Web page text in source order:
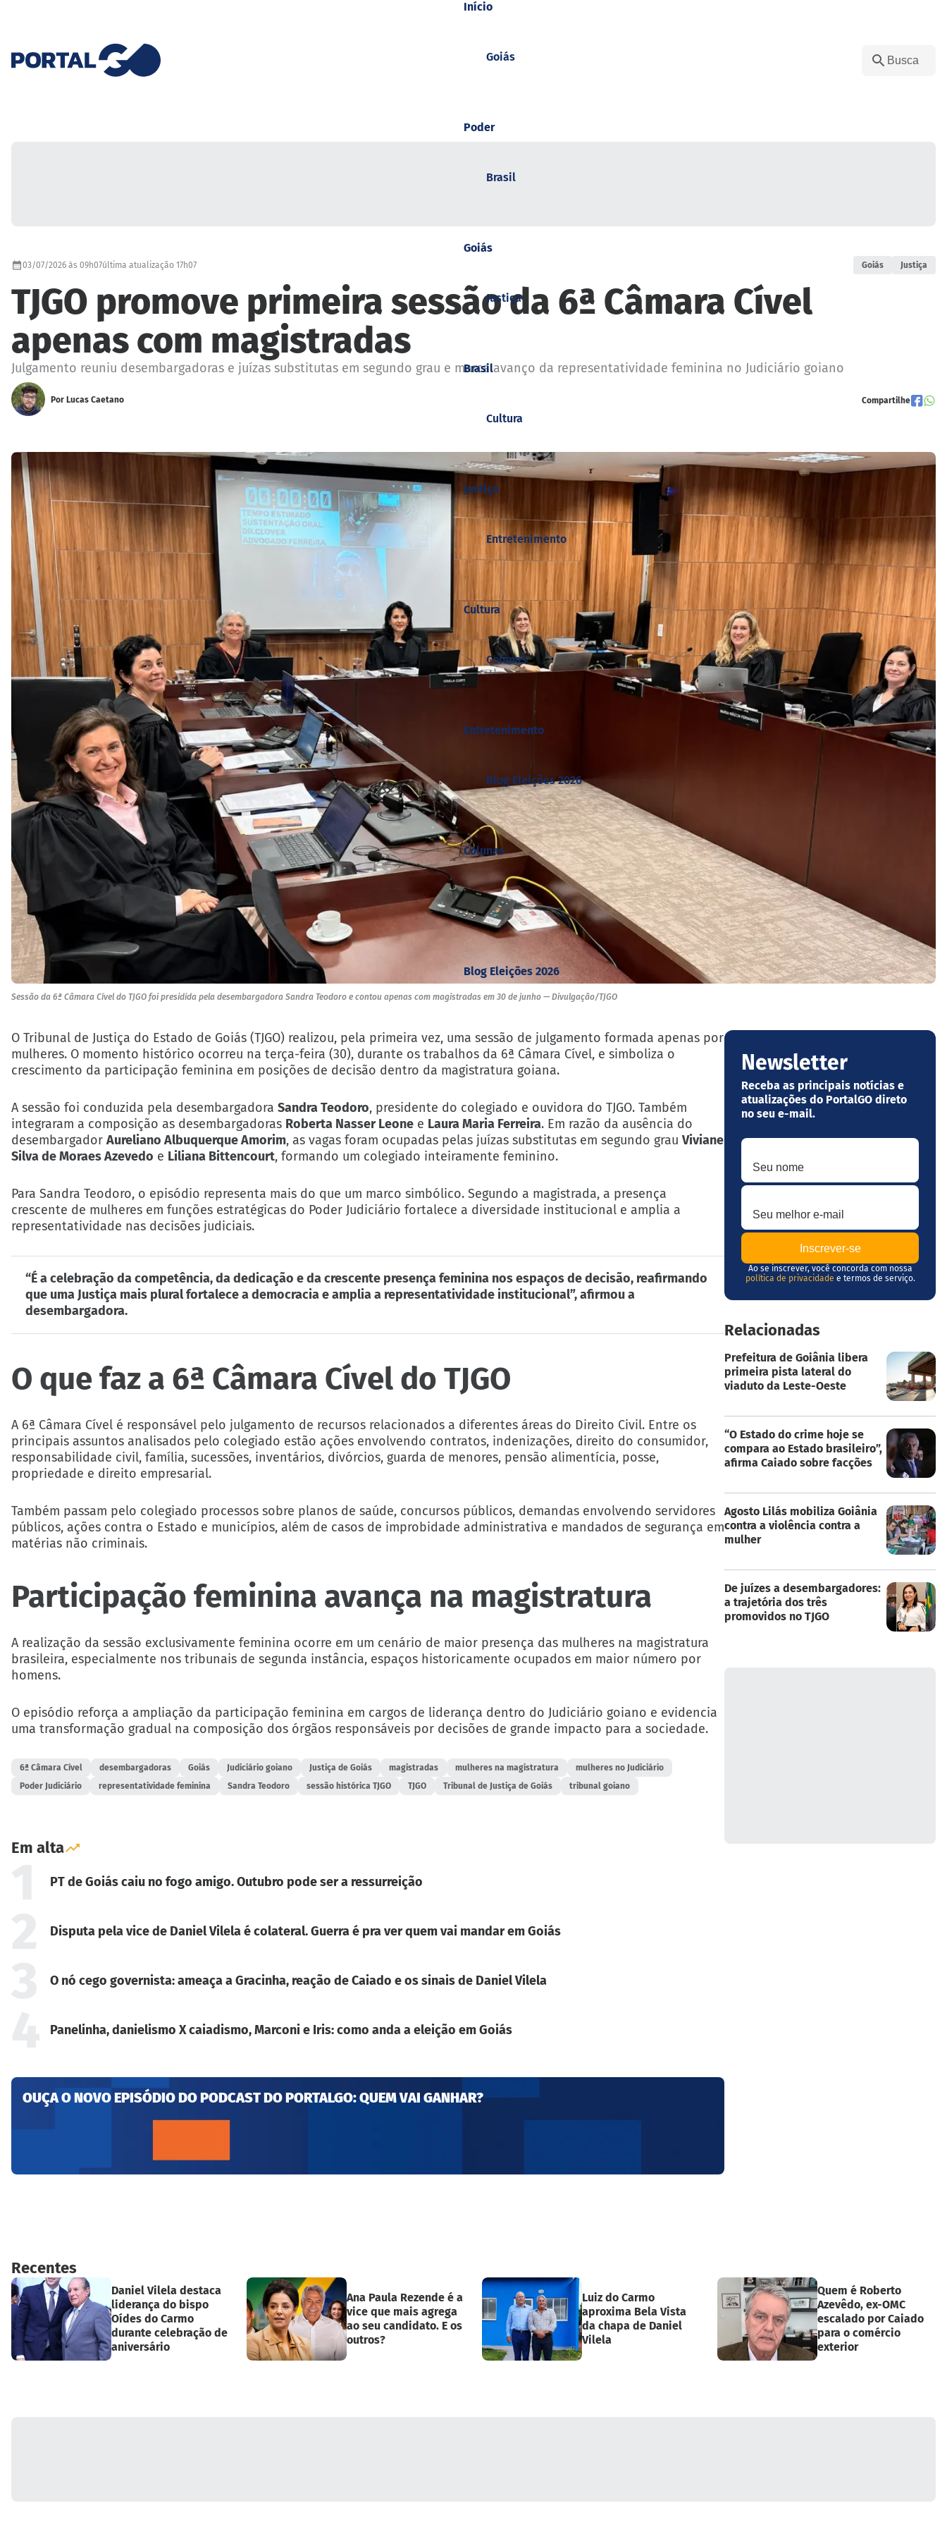
Goiás
Brasil
Justiça
Cultura
Entretenimento
Colunas
Blog Eleições 2026
Início
Poder
Goiás
Brasil
Justiça
Cultura
Entretenimento
Colunas
Blog Eleições 2026
03/07/2026 às 09h07última atualização 17h07 Goiás Justiça
TJGO promove primeira sessão da 6ª Câmara Cível
apenas com magistradas
Julgamento reuniu desembargadoras e juízas substitutas em segundo grau e marca avanço da representatividade feminina no Judiciário goiano
Por Lucas Caetano Compartilhe
Sessão da 6ª Câmara Cível do TJGO foi presidida pela desembargadora Sandra Teodoro e contou apenas com magistradas em 30 de junho — Divulgação/TJGO
O Tribunal de Justiça do Estado de Goiás (TJGO) realizou, pela primeira vez, uma sessão de julgamento formada apenas por
mulheres. O momento histórico ocorreu na terça-feira (30), durante os trabalhos da 6ª Câmara Cível, e simboliza o
crescimento da participação feminina em posições de decisão dentro da magistratura goiana.
A sessão foi conduzida pela desembargadora Sandra Teodoro, presidente do colegiado e ouvidora do TJGO. Também
integraram a composição as desembargadoras Roberta Nasser Leone e Laura Maria Ferreira. Em razão da ausência do
desembargador Aureliano Albuquerque Amorim, as vagas foram ocupadas pelas juízas substitutas em segundo grau Viviane
Silva de Moraes Azevedo e Liliana Bittencourt, formando um colegiado inteiramente feminino.
Para Sandra Teodoro, o episódio representa mais do que um marco simbólico. Segundo a magistrada, a presença
crescente de mulheres em funções estratégicas do Poder Judiciário fortalece a diversidade institucional e amplia a
representatividade nas decisões judiciais.
“É a celebração da competência, da dedicação e da crescente presença feminina nos espaços de decisão, reafirmando
que uma Justiça mais plural fortalece a democracia e amplia a representatividade institucional”, afirmou a
desembargadora.
O que faz a 6ª Câmara Cível do TJGO
A 6ª Câmara Cível é responsável pelo julgamento de recursos relacionados a diferentes áreas do Direito Civil. Entre os
principais assuntos analisados pelo colegiado estão ações envolvendo contratos, indenizações, direito do consumidor,
responsabilidade civil, família, sucessões, inventários, divórcios, guarda de menores, pensão alimentícia, posse,
propriedade e direito empresarial.
Também passam pelo colegiado processos sobre planos de saúde, concursos públicos, demandas envolvendo servidores
públicos, ações contra o Estado e municípios, além de casos de improbidade administrativa e mandados de segurança em
matérias não criminais.
Participação feminina avança na magistratura
A realização da sessão exclusivamente feminina ocorre em um cenário de maior presença das mulheres na magistratura
brasileira, especialmente nos tribunais de segunda instância, espaços historicamente ocupados em maior número por
homens.
O episódio reforça a ampliação da participação feminina em cargos de liderança dentro do Judiciário goiano e evidencia
uma transformação gradual na composição dos órgãos responsáveis por decisões de grande impacto para a sociedade.
6ª Câmara Cível desembargadoras Goiás Judiciário goiano Justiça de Goiás magistradas mulheres na magistratura
mulheres no Judiciário
Poder Judiciário
representatividade feminina Sandra Teodoro sessão histórica TJGO TJGO Tribunal de Justiça de Goiás tribunal goiano
Em alta
PT de Goiás caiu no fogo amigo. Outubro pode ser a ressurreição
Disputa pela vice de Daniel Vilela é colateral. Guerra é pra ver quem vai mandar em Goiás
O nó cego governista: ameaça a Gracinha, reação de Caiado e os sinais de Daniel Vilela
Panelinha, danielismo X caiadismo, Marconi e Iris: como anda a eleição em Goiás
OUÇA O NOVO EPISÓDIO DO PODCAST DO PORTALGO: QUEM VAI GANHAR?
Newsletter
Receba as principais notícias e
atualizações do PortalGO direto
no seu e-mail.
Seu nome
Seu melhor e-mail
Ao se inscrever, você concorda com nossa
política de privacidade e termos de serviço.
Relacionadas
Prefeitura de Goiânia libera
primeira pista lateral do
viaduto da Leste-Oeste
“O Estado do crime hoje se
compara ao Estado brasileiro”,
afirma Caiado sobre facções
Agosto Lilás mobiliza Goiânia
contra a violência contra a
mulher
De juízes a desembargadores:
a trajetória dos três
promovidos no TJGO
Recentes
Daniel Vilela destaca
liderança do bispo
Oídes do Carmo
durante celebração de
aniversário
Ana Paula Rezende é a
vice que mais agrega
ao seu candidato. E os
outros?
Luiz do Carmo
aproxima Bela Vista
da chapa de Daniel
Vilela
Quem é Roberto
Azevêdo, ex-OMC
escalado por Caiado
para o comércio
exterior